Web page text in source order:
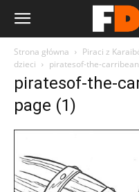
Strona główna
Piraci z
dzieci
piratesof-the-
piratesof-the-
page (1)